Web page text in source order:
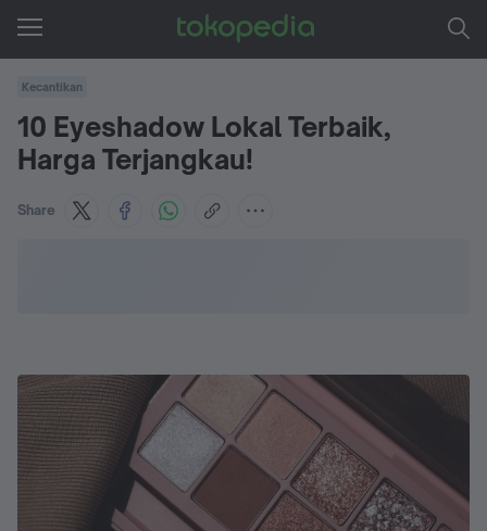
Kecantikan
10 Eyeshadow Lokal Terbaik,
Harga Terjangkau!
Share